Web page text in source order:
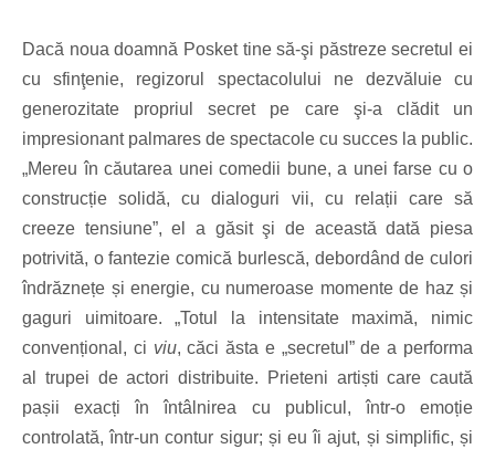
Dacă noua doamnă Posket tine să-şi păstreze secretul ei
cu sfinţenie, regizorul spectacolului ne dezvăluie cu
generozitate propriul secret pe care şi-a clădit un
impresionant palmares de spectacole cu succes la public.
„Mereu în căutarea unei comedii bune, a unei farse cu o
construcție solidă, cu dialoguri vii, cu relații care să
creeze tensiune”, el a găsit şi de această dată piesa
potrivită, o fantezie comică burlescă, debordând de culori
îndrăznețe și energie, cu numeroase momente de haz și
gaguri uimitoare. „Totul la intensitate maximă, nimic
convențional, ci viu, căci ăsta e „secretul” de a performa
al trupei de actori distribuite. Prieteni artiști care caută
pașii exacți în întâlnirea cu publicul, într-o emoție
controlată, într-un contur sigur; și eu îi ajut, și simplific, și